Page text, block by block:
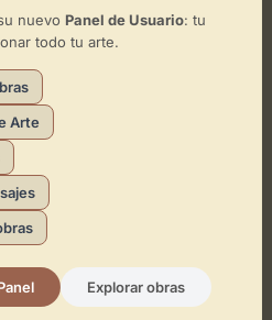
Yain: Un
con
nuevo Panel de Usuario: tu
todo tu arte.
Arte
Explorar obras